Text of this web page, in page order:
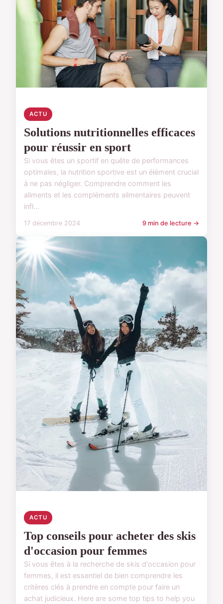
ACTU
Solutions nutritionnelles efficaces
pour réussir en sport
Si vous êtes un sportif en quête de performances
optimales, la nutrition sportive est un élément crucial
à ne pas négliger. Comprendre comment les
aliments et les compléments alimentaires peuvent
infl...
17 décembre 2024 9 min de lecture →
ACTU
Top conseils pour acheter des skis
d'occasion pour femmes
Si vous êtes à la recherche de skis d'occasion pour
femmes, il est essentiel de bien comprendre les
critères clés à prendre en compte pour faire un
achat judicieux. Here are some top tips to help you